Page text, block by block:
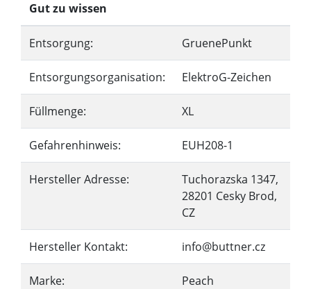
Gut zu wissen
Entsorgung: GruenePunkt
Entsorgungsorganisation: ElektroG-Zeichen
Füllmenge: XL
Gefahrenhinweis: EUH208-1
Hersteller Adresse:
Tuchorazska 1347,
28201 Cesky Brod,
CZ
Hersteller Kontakt: info@buttner.cz
Marke: Peach